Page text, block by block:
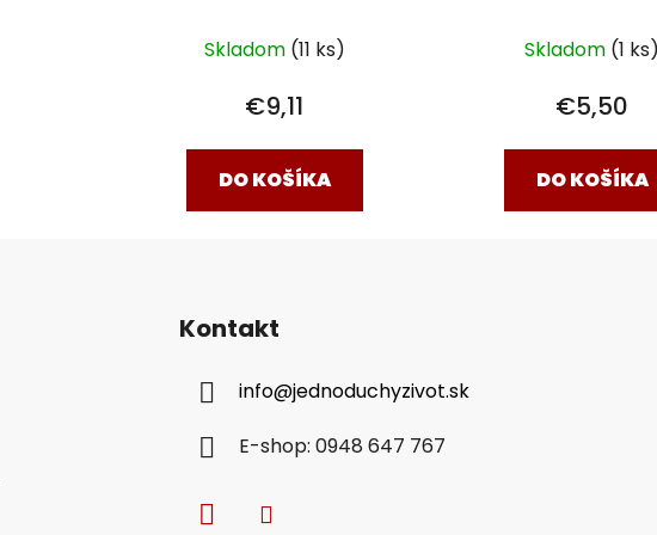
Skladom (11 ks)
€9,11
DO KOŠÍKA
Skladom (1
€5,50
DO KOŠÍKA
Kontakt
info@jednoduchyzivot.sk
E-shop: 0948 647 767